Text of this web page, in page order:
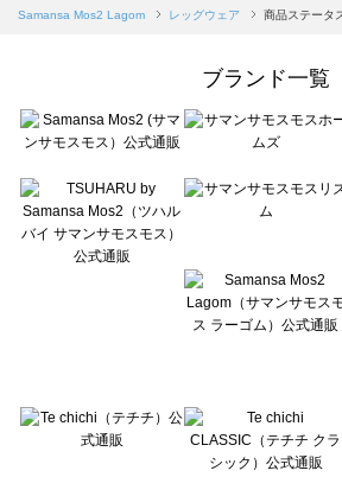
Samansa Mos2 blue（サマンサモスモス ブルー）のレ
sō4ū（ソウフォーユー）のレッグウェア一覧
Te chichi（テチチ）のレッグウェア一覧
Te chichi CLASSIC（テチチ クラシック）のレッグウェ
Lugnoncure（ルノンキュール）のレッグウェア一覧
BETTY'S BLUE（べティーズブルー）のレッグウェア
Wpc.（ワールドパーティー）のレッグウェア一覧
Samansa Mos2 Lagom レッグウェア 商品ステータ
ブランド一覧